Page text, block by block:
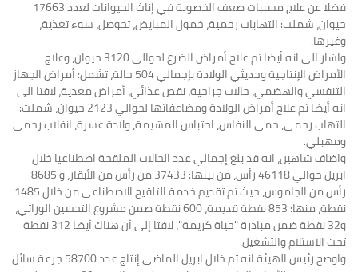
فضلا عن علاج مسببات ضعف الخصوبة في إناث الحيوانات لعدد 17663
حيوان، شملت: التهابات رحمية، خمول المبايض، تحوصل، سوء تغذية،
وغيرها.
واشار الى انه أيضا تم علاج أمراض الضرع لحوالي 3120 حيوان، وعلاج
الأمراض الإنتاجية وحديثي الولادة بإجمالي 504 حالة، تشمل: أمراض الجهاز
التنفسي والهضمي، حالات جراحية، نقص غذائي، أمراض معدية، لافتا الى
انه أيضا تم علاج أمراض الولادة ومضاعفاتها لحوالي 2123 حيوان، شملت:
التهاب رحمي، حمى النفاس، احتباس المشيمة، ولادة عسرة، انقلاب رحمي
ومهبلي.
واضاف شاهين، انه قد بلغ إجمالي عدد الحالات الملقحة اصطناعيا خلال
ابريل حوالي 46118 رأس، من بينها: 37433 من رأس من الأبقار، و 8685
رأس من الجاموس، حيث تم تقديم خدمة التلقيح الاصطناعي من خلال 1485
نقطة، منها: 853 نقطة قديمة، 600 نقطة ضمن مشروع التحسين الوراثي،
و32 نقطة ضمن مبادرة "حياة كريمة"، لافتا إلى أن هناك أيضا 312 نقطة
تحت الاستلام والتشغيل.
واوضح رئيس الهيئة انه تم خلال ابريل الماضي إنتاج عدد 58700 جرعة سائل